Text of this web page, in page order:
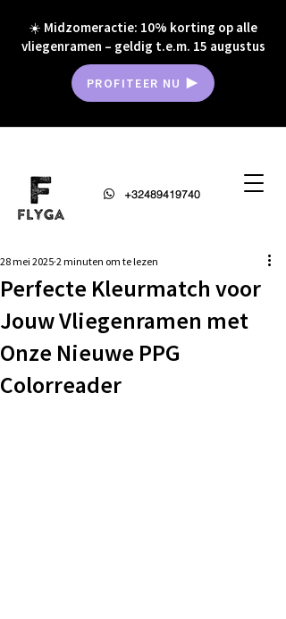
+32489419740
☀️ Midzomeractie: 10% korting op alle
vliegenramen – geldig t.e.m. 15 augustus
PROFITEER NU
Perfecte Kleurmatch voor
Jouw Vliegenramen met
Onze Nieuwe PPG
Colorreader
28 mei 2025 2 minuten om te lezen